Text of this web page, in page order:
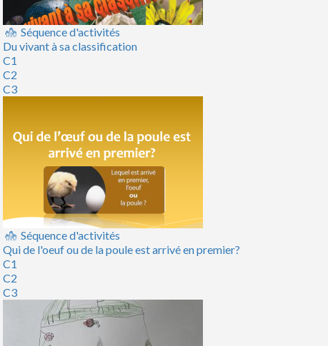
Séquence d'activités
Du vivant à sa classification
C1
C2
C3
Séquence d'activités
Qui de l'oeuf ou de la poule est arrivé en premier?
C1
C2
C3